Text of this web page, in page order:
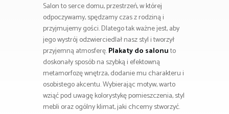
Salon to serce domu, przestrzeń, w której
odpoczywamy, spędzamy czas z rodziną i
przyjmujemy gości. Dlatego tak ważne jest, aby
jego wystrój odzwierciedlał nasz styl i tworzył
przyjemną atmosferę.Plakaty do salonuto
doskonały sposób na szybką i efektowną
metamorfozę wnętrza, dodanie mu charakteru i
osobistego akcentu. Wybierając motyw, warto
wziąć pod uwagę kolorystykę pomieszczenia, styl
mebli oraz ogólny klimat, jaki chcemy stworzyć.